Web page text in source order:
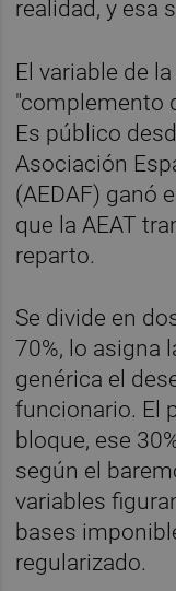
realidad, y esa
El variable de
"complemento
Es público
Asociación
(AEDAF) ganó
que la AEAT
reparto.
Se divide en
70%, lo asigna
genérica el
funcionario. El
bloque, ese
según el
variables
bases
regularizado.